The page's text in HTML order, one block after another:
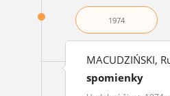
1974
MACUDZIŃSKI,
spomienky